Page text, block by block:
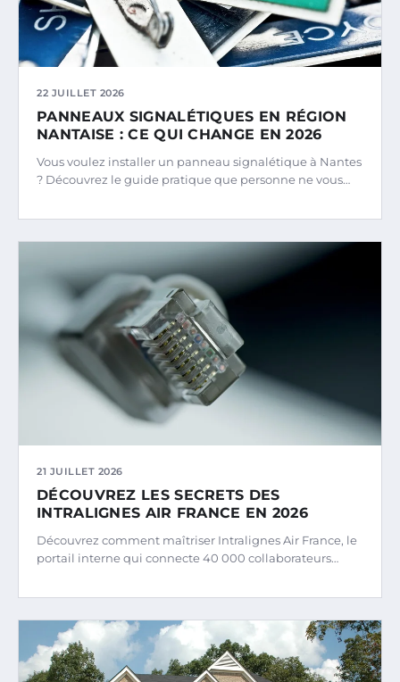
22 JUILLET 2026
PANNEAUX SIGNALÉTIQUES EN RÉGION
NANTAISE : CE QUI CHANGE EN 2026
Vous voulez installer un panneau signalétique à Nantes
? Découvrez le guide pratique que personne ne vous…
21 JUILLET 2026
DÉCOUVREZ LES SECRETS DES
INTRALIGNES AIR FRANCE EN 2026
Découvrez comment maîtriser Intralignes Air France, le
portail interne qui connecte 40 000 collaborateurs…